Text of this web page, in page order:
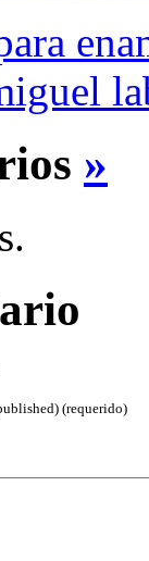
»
(requerido)